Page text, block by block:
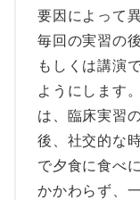
要因によって
毎回の実習の
もしくは講演
ようにします
は、臨床実習
後、社交的な
で夕食に食べ
かかわらず、